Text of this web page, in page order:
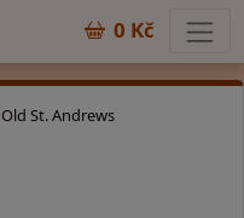
0 Kč
Old St. Andrews